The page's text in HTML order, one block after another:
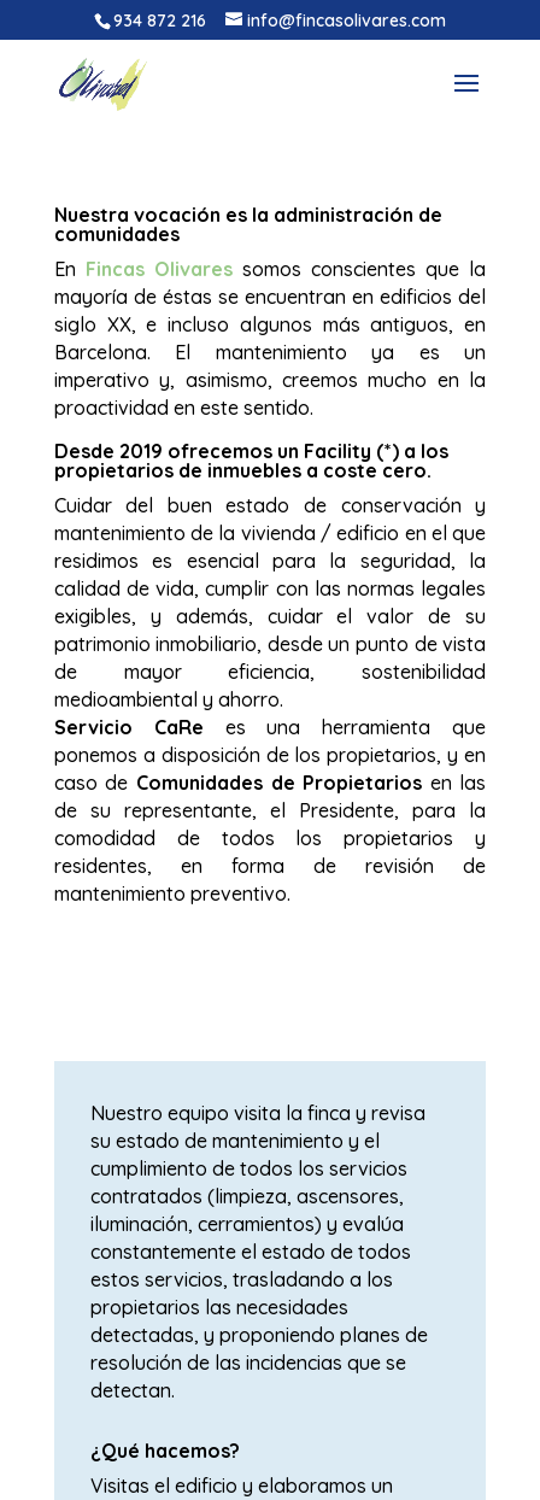
934 872 216 info@fincasolivares.com
Nuestra vocación es la administración de
comunidades
En Fincas Olivaressomos conscientes que la
mayoría de éstas se encuentran en edificios del
siglo XX, e incluso algunos más antiguos, en
Barcelona. El mantenimiento ya es un
imperativo y, asimismo, creemos mucho en la
proactividad en este sentido.
Desde 2019 ofrecemos un Facility (*) a los
propietarios de inmuebles a coste cero.
Cuidar del buen estado de conservación y
mantenimiento de la vivienda / edificio en el que
residimos es esencial para la seguridad, la
calidad de vida, cumplir con las normas legales
exigibles, y además, cuidar el valor de su
patrimonio inmobiliario, desde un punto de vista
de mayor eficiencia, sostenibilidad
medioambiental y ahorro.
Servicio CaRe es una herramienta que
ponemos a disposición de los propietarios, y en
caso de Comunidades de Propietarios en las
de su representante, el Presidente, para la
comodidad de todos los propietarios y
residentes, en forma de revisión de
mantenimiento preventivo.
Nuestro equipo visita la finca y revisa
su estado de mantenimiento y el
cumplimiento de todos los servicios
contratados (limpieza, ascensores,
iluminación, cerramientos) y evalúa
constantemente el estado de todos
estos servicios, trasladando a los
propietarios las necesidades
detectadas, y proponiendo planes de
resolución de las incidencias que se
detectan.
¿Qué hacemos?
Visitas el edificio y elaboramos un